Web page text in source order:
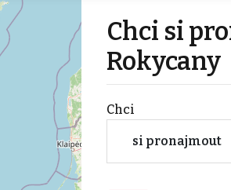
Chci si
Rokycany
Chci
si pronajmout